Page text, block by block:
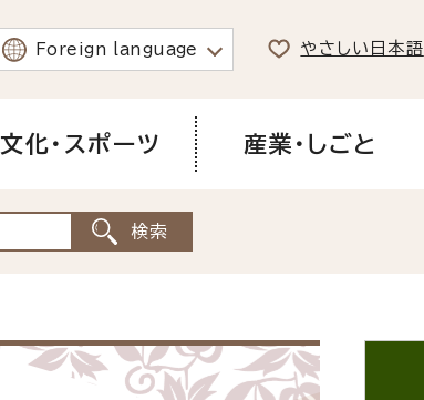
Foreign language やさしい日本語
文化・スポーツ 産業・しごと